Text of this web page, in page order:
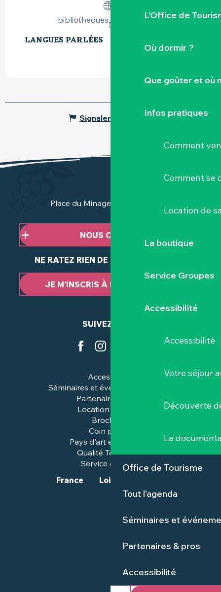
L’Office de
Où dormir ?
Que goûter et où
Infos pratiques
Comment
Comment se
Location de
La boutique
Service Groupes
Accessibilité
Accessibilité
Votre séjour
Découverte
La
Office de Tourisme
Tout l'agenda
Séminaires et
Partenaires & pros
Accessibilité
bibliotheques.cc-sevreloire.fr
LANGUES PARLÉES
LANGUES PARLÉES
Signaler une erreur
Place du Minage - 44190 Clisson
NOUS CONTACTER
NE RATEZ RIEN DE NOTRE ACTUALITÉ
JE M’INSCRIS À LA NEWSLETTER
SUIVEZ-NOUS
Accessibilité
Séminaires et événements pros
Partenaires & pros
Location de salles
Brochures
Coin presse
Pays d'art et d'histoire
Qualité Tourisme™
Service groupes
France
Loire-Atlantique